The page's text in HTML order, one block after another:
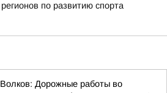
по развитию спорта
Дорожные работы во